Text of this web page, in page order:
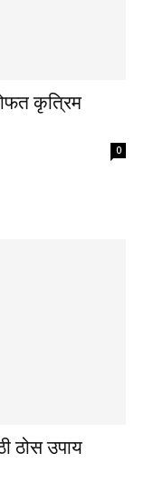
कृत्रिम
0
ठोस उपाय